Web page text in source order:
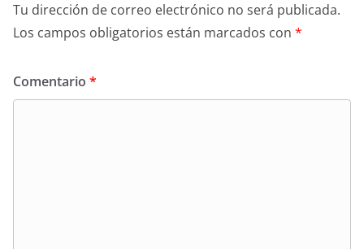
Tu dirección de correo electrónico no será publicada.
Los campos obligatorios están marcados con *
Comentario *